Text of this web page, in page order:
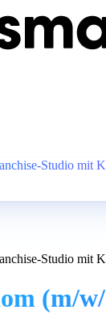
Studio mit
Studio mit
(m/